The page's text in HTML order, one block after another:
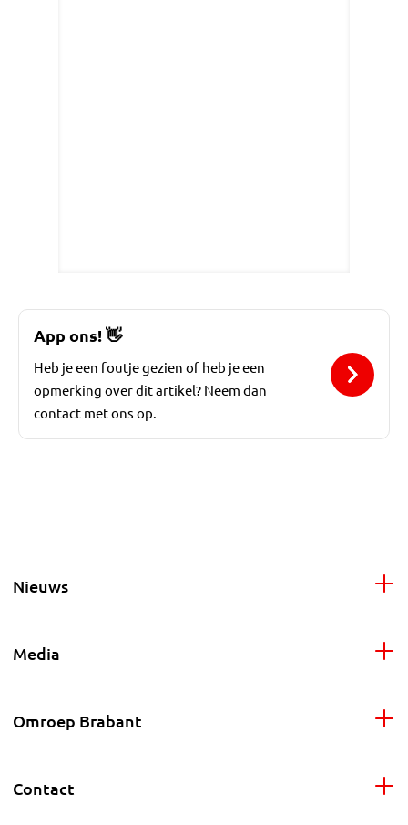
App ons!👋
Heb je een foutje gezien of heb je een
opmerking over dit artikel? Neem dan
contact met ons op.
Nieuws
Media
Omroep Brabant
Contact